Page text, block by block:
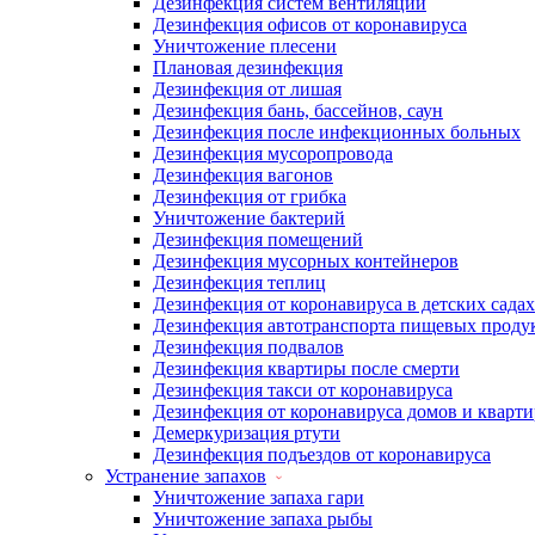
Дезинфекция офисов от коронавируса
Уничтожение плесени
Плановая дезинфекция
Дезинфекция от лишая
Дезинфекция бань, бассейнов, саун
Дезинфекция после инфекционных больных
Дезинфекция мусоропровода
Дезинфекция вагонов
Дезинфекция от грибка
Уничтожение бактерий
Дезинфекция помещений
Дезинфекция мусорных контейнеров
Дезинфекция теплиц
Дезинфекция от коронавируса в детских садах
Дезинфекция автотранспорта пищевых
Дезинфекция подвалов
Дезинфекция квартиры после смерти
Дезинфекция такси от коронавируса
Дезинфекция от коронавируса домов и
Демеркуризация ртути
Дезинфекция подъездов от коронавируса
Устранение запахов
Уничтожение запаха гари
Уничтожение запаха рыбы